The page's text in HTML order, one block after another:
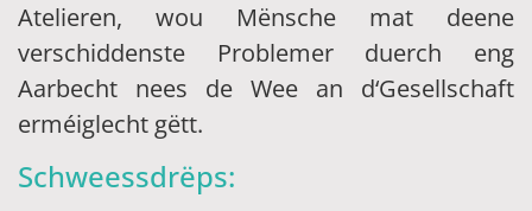
Atelieren, wou Mënsche mat deene
verschiddenste Problemer duerch eng
Aarbecht nees de Wee an d‘Gesellschaft
erméiglecht gëtt.
Schweessdrëps: